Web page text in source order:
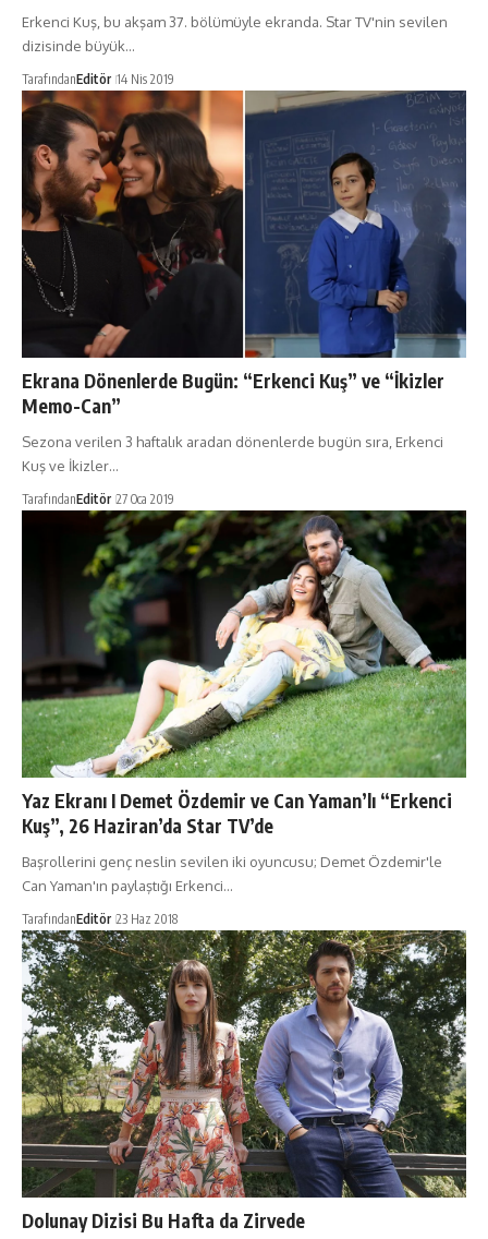
Erkenci Kuş, bu akşam 37. bölümüyle ekranda. Star TV'nin sevilen
dizisinde büyük…
TarafındanEditör 14 Nis 2019
Ekrana Dönenlerde Bugün: “Erkenci Kuş” ve “İkizler
Memo-Can”
Sezona verilen 3 haftalık aradan dönenlerde bugün sıra, Erkenci
Kuş ve İkizler…
TarafındanEditör 27 Oca 2019
Yaz Ekranı I Demet Özdemir ve Can Yaman’lı “Erkenci
Kuş”, 26 Haziran’da Star TV’de
Başrollerini genç neslin sevilen iki oyuncusu; Demet Özdemir'le
Can Yaman'ın paylaştığı Erkenci…
TarafındanEditör 23 Haz 2018
Dolunay Dizisi Bu Hafta da Zirvede